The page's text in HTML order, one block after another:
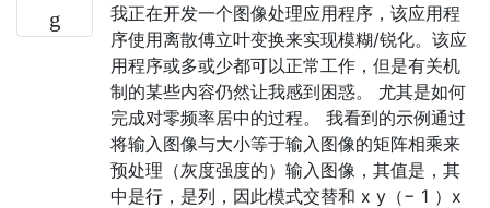
我正在开发一个图像处理应用程序，该应用程
序使用离散傅立叶变换来实现模糊/锐化。该应
用程序或多或少都可以正常工作，但是有关机
制的某些内容仍然让我感到困惑。 尤其是如何
完成对零频率居中的过程。 我看到的示例通过
将输入图像与大小等于输入图像的矩阵相乘来
预处理（灰度强度的）输入图像，其值是，其
中是行，是列，因此模式交替和 x y（− 1 ）x